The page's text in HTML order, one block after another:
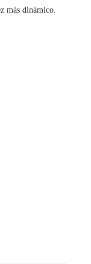
más dinámico.